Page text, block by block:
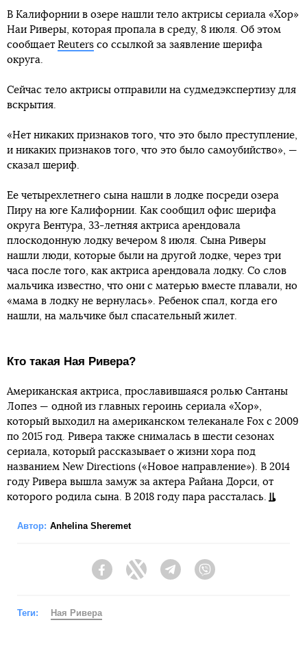
В Калифорнии в озере нашли тело актрисы сериала «Хор»
Наи Риверы, которая пропала в среду, 8 июля. Об этом
сообщает Reuters со ссылкой за заявление шерифа
округа.
Сейчас тело актрисы отправили на судмедэкспертизу для
вскрытия.
«Нет никаких признаков того, что это было преступление,
и никаких признаков того, что это было самоубийство», —
сказал шериф.
Ее четырехлетнего сына нашли в лодке посреди озера
Пиру на юге Калифорнии. Как сообщил офис шерифа
округа Вентура, 33-летняя актриса арендовала
плоскодонную лодку вечером 8 июля. Сына Риверы
нашли люди, которые были на другой лодке, через три
часа после того, как актриса арендовала лодку. Со слов
мальчика известно, что они с матерью вместе плавали, но
«мама в лодку не вернулась». Ребенок спал, когда его
нашли, на мальчике был спасательный жилет.
Кто такая Ная Ривера?
Американская актриса, прославившаяся ролью Сантаны
Лопез — одной из главных героинь сериала «Хор»,
который выходил на американском телеканале Fox с 2009
по 2015 год. Ривера также снималась в шести сезонах
сериала, который рассказывает о жизни хора под
названием New Directions («Новое направление»). В 2014
году Ривера вышла замуж за актера Райана Дорси, от
которого родила сына. В 2018 году пара рассталась.
Автор: Anhelina Sheremet
FacebookTwitter Telegram
Теги: Ная Ривера